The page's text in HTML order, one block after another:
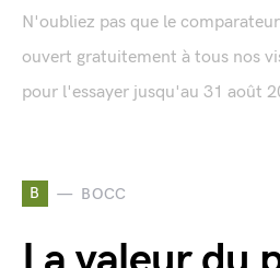
N'oubliez pas que le
ouvert gratuitement à tous nos
pour l'essayer jusqu'au 31 août
B BOCC